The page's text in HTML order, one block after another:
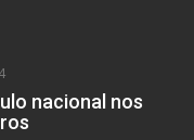
4
nacional nos